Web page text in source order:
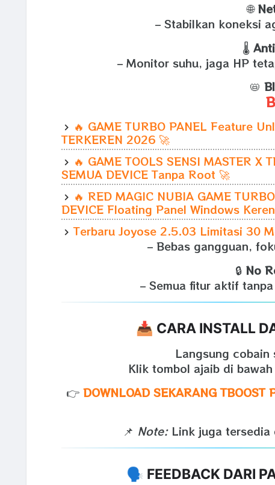
🌐
– Stabilkan koneksi
🌡️
– Monitor suhu, jaga HP
📛
🔥 GAME TURBO PANEL Feature
TERKEREN 2026 🚀
🔥 GAME TOOLS SENSI MASTER
SEMUA DEVICE Tanpa Root 🚀
🔥 RED MAGIC NUBIA GAME
DEVICE Floating Panel Windows Keren
Terbaru Joyose 2.5.03 Limitasi 30
– Bebas gangguan,
🔒 No
– Semua fitur aktif
📥 CARA INSTALL
Langsung cobain
Klik tombol ajaib di
👉 DOWNLOAD SEKARANG
📌 Note:Link juga tersedia
🗣️ FEEDBACK DARI